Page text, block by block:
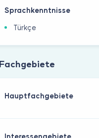
Sprachkenntnisse
Türkçe
Fachgebiete
Hauptfachgebiete
Interessengebiete